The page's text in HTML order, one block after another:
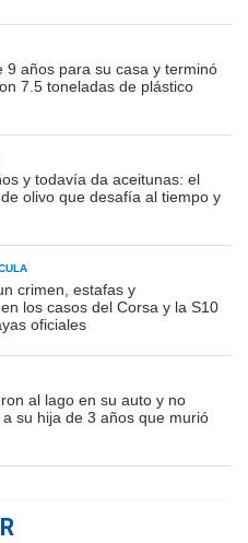
9 años para su casa y terminó
7.5 toneladas de plástico
y todavía da aceitunas: el
olivo que desafía al tiempo y
crimen, estafas y
los casos del Corsa y la S10
oficiales
al lago en su auto y no
su hija de 3 años que murió